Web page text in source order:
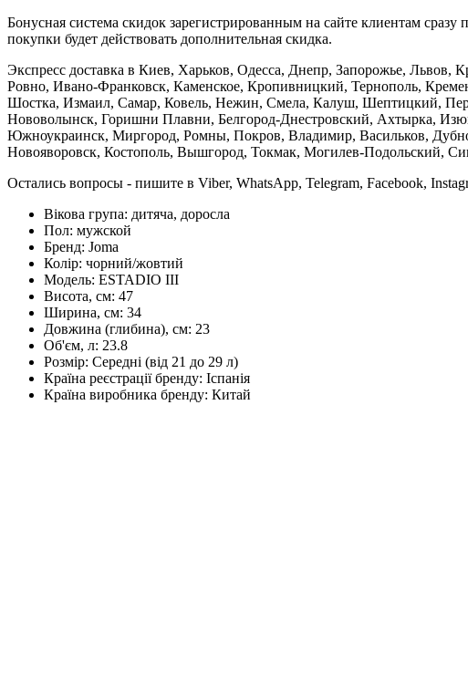
Бонусная система скидок зарегистрированным на сайте клиентам
покупки будет действовать дополнительная скидка.
Экспресс доставка в Киев, Харьков, Одесса, Днепр, Запорожье,
Ровно, Ивано-Франковск, Каменское, Кропивницкий, Тернополь,
Шостка, Измаил, Самар, Ковель, Нежин, Смела, Калуш, Шептицкий,
Нововолынск, Горишни Плавни, Белгород-Днестровский, Ахтырка,
Южноукраинск, Миргород, Ромны, Покров, Владимир, Васильков,
Новояворовск, Костополь, Вышгород, Токмак, Могилев-Подольский,
Остались вопросы - пишите в Viber, WhatsApp, Telegram, Facebook,
Вікова група: дитяча, доросла
Пол: мужской
Бренд: Joma
Колір: чорний/жовтий
Модель: ESTADIO III
Висота, см: 47
Ширина, см: 34
Довжина (глибина), см: 23
Об'єм, л: 23.8
Розмір: Середні (від 21 до 29 л)
Країна реєстрації бренду: Іспанія
Країна виробника бренду: Китай